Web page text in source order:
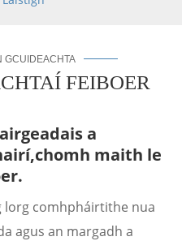
GCUIDEACHTA
FEIBOER
a
chomh maith le
lorg comhpháirtithe nua
agus an margadh a